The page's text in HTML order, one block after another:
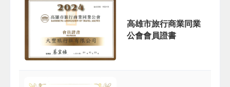
高雄市旅行商業同業
公會會員證書